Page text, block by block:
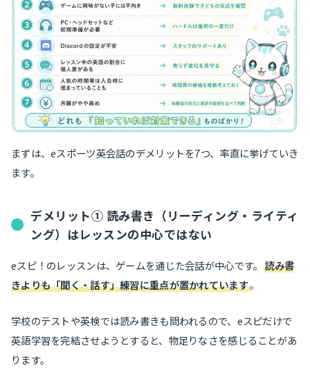
まずは、eスポーツ英会話のデメリットを7つ、率直に挙げていき
ます。
デメリット① 読み書き（リーディング・ライティ
ング）はレッスンの中心ではない
eスピ！のレッスンは、ゲームを通じた会話が中心です。 読み書
きよりも「聞く・話す」練習に重点が置かれています。
学校のテストや英検では読み書きも問われるので、eスピだけで
英語学習を完結させようとすると、物足りなさを感じることがあ
ります。